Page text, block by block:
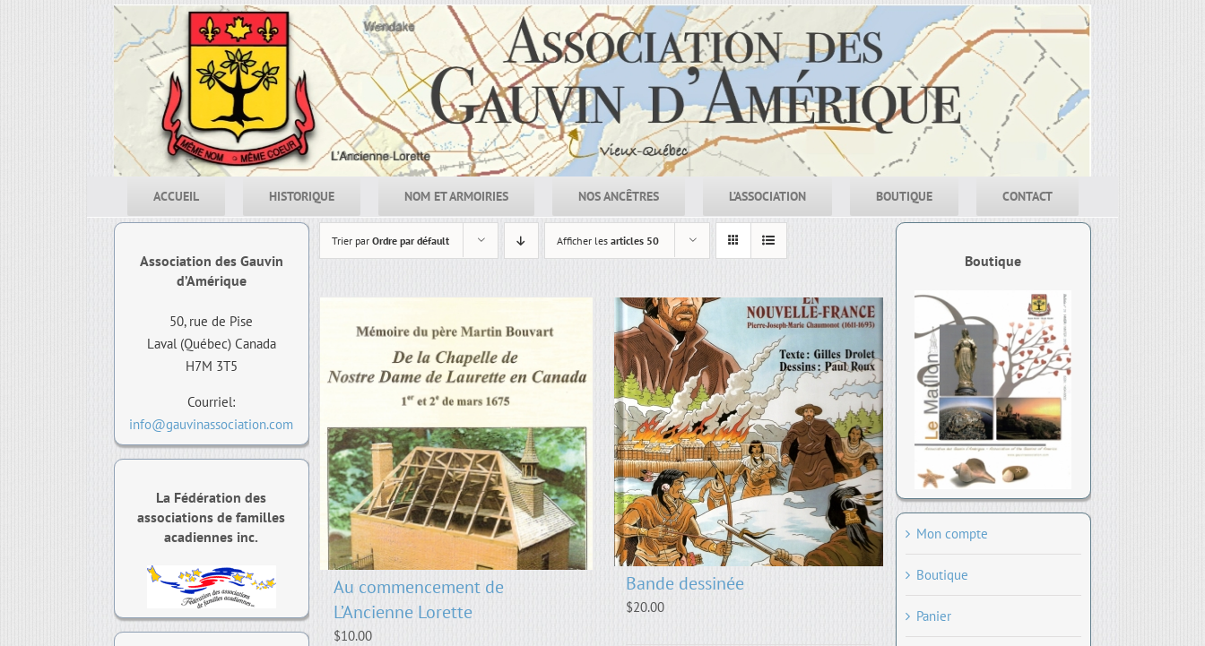
ACCUEIL HISTORIQUE NOM ET ARMOIRIES NOS ANCÊTRES L’ASSOCIATION BOUTIQUE CONTACT
Trier par Ordre par défault Afficher les articles 50
Au commencement de
L’Ancienne Lorette
$10.00
Bande dessinée
$20.00
Association des Gauvin
d’Amérique
50, rue de Pise
Laval (Québec) Canada
H7M 3T5
Courriel:
info@gauvinassociation.com
La Fédération des
associations de familles
acadiennes inc.
Boutique
Mon compte
Boutique
Panier